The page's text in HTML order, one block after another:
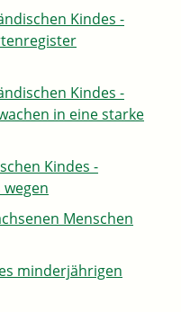
Kindes -
Kindes -
in eine starke
Kindes -
Menschen
minderjährigen